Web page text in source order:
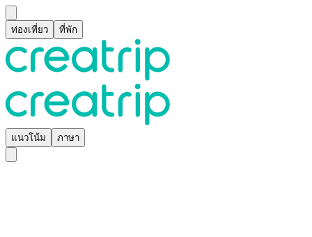
ท่องเที่ยว ที่พัก
แนวโน้ม ภาษา